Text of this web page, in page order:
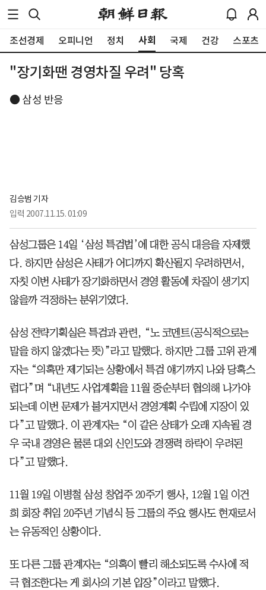
조선경제 오피니언 정치 사회 국제 건강 스포츠
"장기화땐 경영차질 우려" 당혹
● 삼성 반응
김승범 기자
입력 2007.11.15. 01:09
삼성그룹은 14일 ‘삼성 특검법’에 대한 공식 대응을 자제했
다. 하지만 삼성은 사태가 어디까지 확산될지 우려하면서,
자칫 이번 사태가 장기화하면서 경영 활동에 차질이 생기지
않을까 걱정하는 분위기였다.
삼성 전략기획실은 특검과 관련, “노 코멘트(공식적으로는
말을 하지 않겠다는 뜻)”라고 말했다. 하지만 그룹 고위 관계
자는 “의혹만 제기되는 상황에서 특검 얘기까지 나와 당혹스
럽다”며 “내년도 사업계획을 11월 중순부터 협의해 나가야
되는데 이번 문제가 불거지면서 경영계획 수립에 지장이 있
다”고 말했다. 이 관계자는 “이 같은 상태가 오래 지속될 경
우 국내 경영은 물론 대외 신인도와 경쟁력 하락이 우려된
다”고 말했다.
11월 19일 이병철 삼성 창업주 20주기 행사, 12월 1일 이건
희 회장 취임 20주년 기념식 등 그룹의 주요 행사도 현재로서
는 유동적인 상황이다.
또 다른 그룹 관계자는 “의혹이 빨리 해소되도록 수사에 적
극 협조한다는 게 회사의 기본 입장”이라고 말했다.